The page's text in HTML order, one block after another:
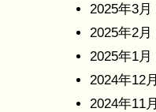
2025年3月
2025年2月
2025年1月
2024年12月
2024年11月